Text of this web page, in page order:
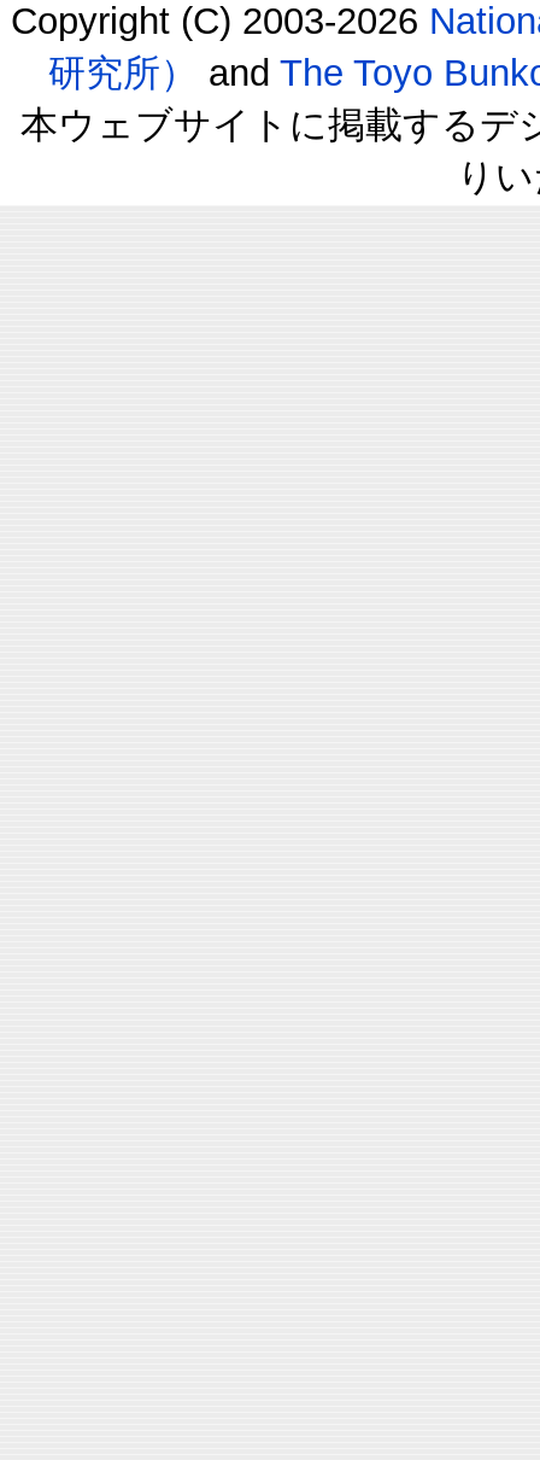
Copyright (C) 2003-2026
研究所）
and The Toyo
本ウェブサイトに掲載するデ
り